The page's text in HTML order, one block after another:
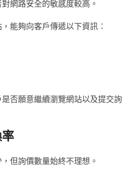
網路安全的敏感度較高。
能夠向客戶傳遞以下資訊：
否願意繼續瀏覽網站以及提交詢
但詢價數量始終不理想。